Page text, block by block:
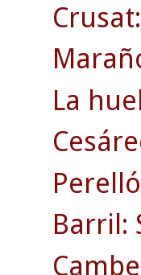
La
Barril: